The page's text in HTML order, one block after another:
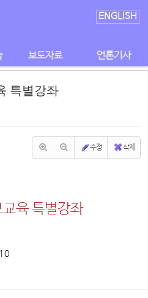
ENGLISH
보도자료 언론기사
특별강좌
수정 삭제
육 특별강좌